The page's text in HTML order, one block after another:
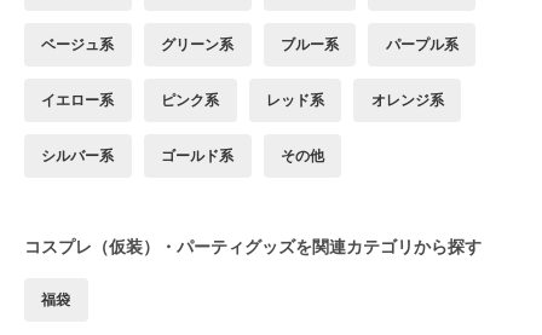
ベージュ系 グリーン系 ブルー系 パープル系
イエロー系 ピンク系 レッド系 オレンジ系
シルバー系 ゴールド系 その他
コスプレ（仮装）・パーティグッズを関連カテゴリから探す
福袋